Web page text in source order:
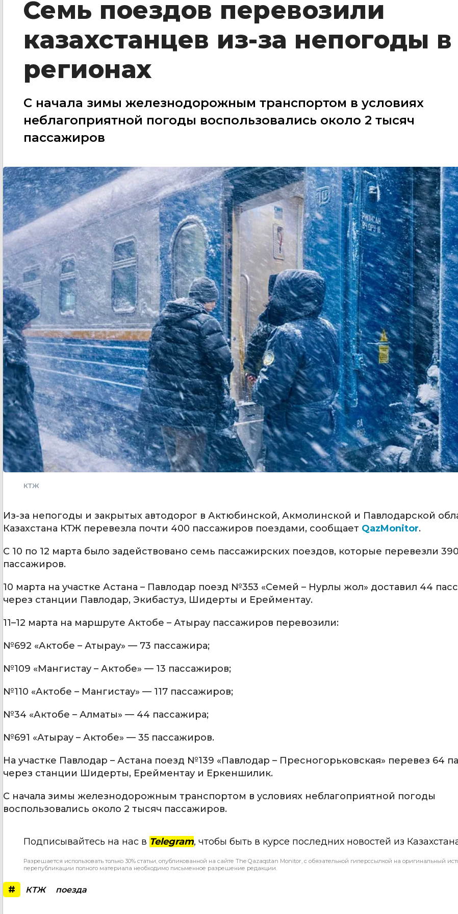
Семь поездов перевозили
казахстанцев из-за непогоды в
регионах
С начала зимы железнодорожным транспортом в условиях
неблагоприятной погоды воспользовались около 2 тысяч
пассажиров
КТЖ
Из-за непогоды и закрытых автодорог в Актюбинской, Акмолинской и Павлодарской
Казахстана КТЖ перевезла почти 400 пассажиров поездами, сообщает QazMonitor.
С 10 по 12 марта было задействовано семь пассажирских поездов, которые перевезли 390
пассажиров.
10 марта на участке Астана – Павлодар поезд №353 «Семей – Нурлы жол» доставил 44
через станции Павлодар, Экибастуз, Шидерты и Ерейментау.
11–12 марта на маршруте Актобе – Атырау пассажиров перевозили:
№692 «Актобе – Атырау» — 73 пассажира;
№109 «Мангистау – Актобе» — 13 пассажиров;
№110 «Актобе – Мангистау» — 117 пассажиров;
№34 «Актобе – Алматы» — 44 пассажира;
№691 «Атырау – Актобе» — 35 пассажиров.
На участке Павлодар – Астана поезд №139 «Павлодар – Пресногорьковская» перевез 64
через станции Шидерты, Ерейментау и Еркеншилик.
С начала зимы железнодорожным транспортом в условиях неблагоприятной погоды
воспользовались около 2 тысяч пассажиров.
Подписывайтесь на нас в Telegram, чтобы быть в курсе последних новостей из
Разрешается использовать только 30% статьи, опубликованной на сайте The Qazaqstan Monitor, с обязательной гиперссылкой на оригинальный
перепубликации полного материала необходимо письменное разрешение редакции.
# КТЖ поезда